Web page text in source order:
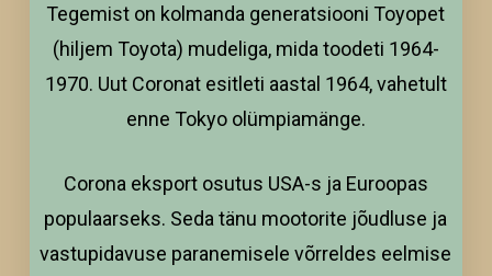
Tegemist on kolmanda generatsiooni Toyopet
(hiljem Toyota) mudeliga, mida toodeti 1964-
1970. Uut Coronat esitleti aastal 1964, vahetult
enne Tokyo olümpiamänge.
Corona eksport osutus USA-s ja Euroopas
populaarseks. Seda tänu mootorite jõudluse ja
vastupidavuse paranemisele võrreldes eelmise